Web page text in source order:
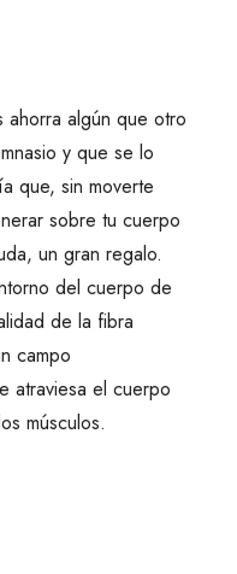
algún que otro
y que se lo
que, sin moverte
sobre tu cuerpo
un gran regalo.
del cuerpo de
de la fibra
campo
atraviesa el cuerpo
músculos.